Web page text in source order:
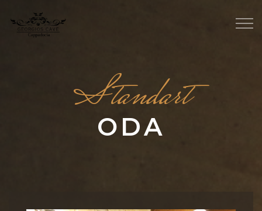
Standart
ODA